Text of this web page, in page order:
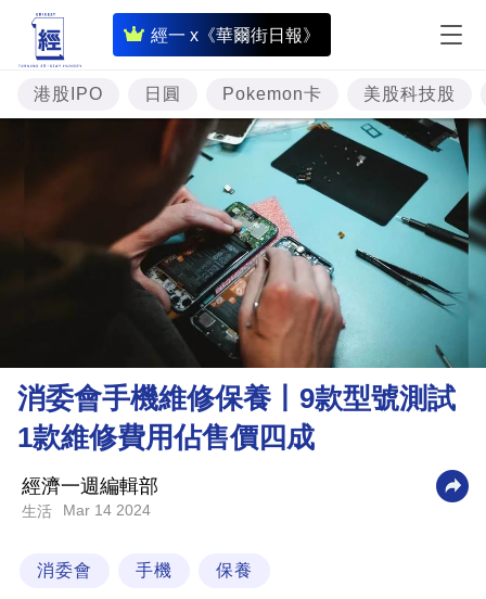
經一 x《華爾街日報》
即
時
財
經
投
資
理
財
商
業
科
港股IPO 日圓 Pokemon卡 美股科技股
消委會手機維修保養丨9款型號測試
1款維修費用佔售價四成
經濟一週編輯部
生活 Mar 14 2024
消委會 手機 保養